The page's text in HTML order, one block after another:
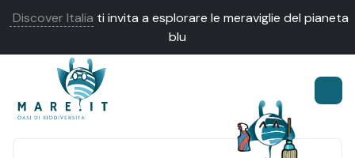
Discover Italia ti invita a esplorare le meraviglie del pianeta
blu